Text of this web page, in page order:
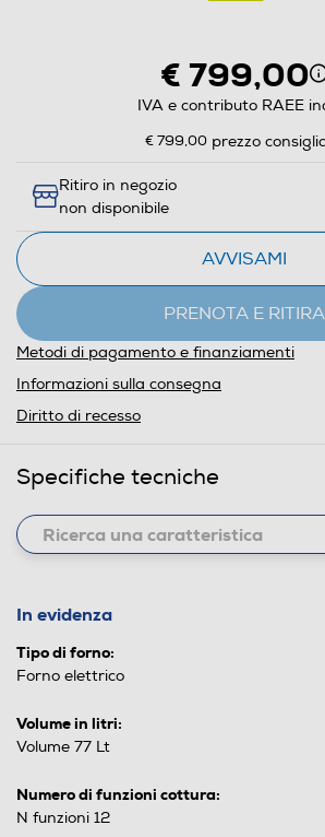
€ 799,00
IVA e contributo RAEE
€ 799,00 prezzo
Ritiro in negozio
non disponibile
AVVISAMI
PRENOTA E RITIRA
Metodi di pagamento e finanziamenti
Informazioni sulla consegna
Diritto di recesso
Specifiche tecniche
In evidenza
Tipo di forno:
Forno elettrico
Volume in litri:
Volume 77 Lt
Numero di funzioni cottura:
N funzioni 12